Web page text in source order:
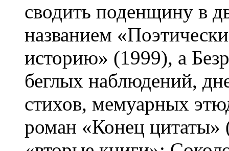
сводить поденщину в
названием
историю» (1999), а
беглых наблюдений,
стихов, мемуарных
роман «Конец цитаты»